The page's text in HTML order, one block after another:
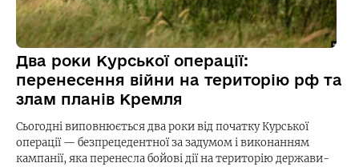
Два роки Курської операції:
перенесення війни на територію рф та
злам планів Кремля
Сьогодні виповнюється два роки від початку Курської
операції — безпрецедентної за задумом і виконанням
кампанії, яка перенесла бойові дії на територію держави-